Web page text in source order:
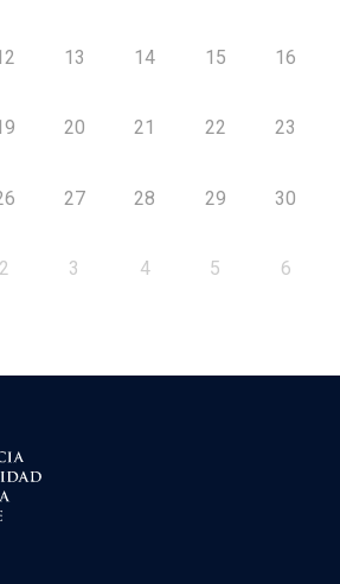
13 14 15 16
20 21 22 23
27 28 29 30
2 3 4 5 6